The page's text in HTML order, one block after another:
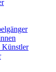
Künstler